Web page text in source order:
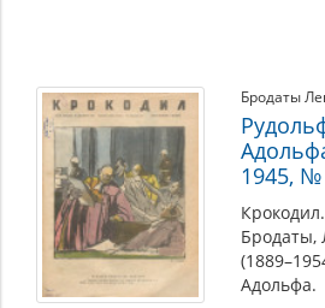
Бродаты
1945, №
Крокодил.
Бродаты,
Адольфа.